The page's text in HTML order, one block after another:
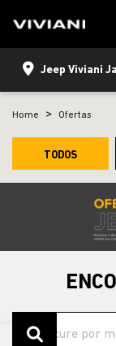
Jeep Viviani
Home Ofertas
TODOS